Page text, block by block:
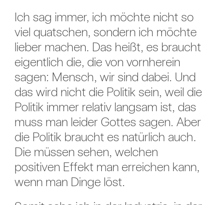
Ich sag immer, ich möchte nicht so
viel quatschen, sondern ich möchte
lieber machen. Das heißt, es braucht
eigentlich die, die von vornherein
sagen: Mensch, wir sind dabei. Und
das wird nicht die Politik sein, weil die
Politik immer relativ langsam ist, das
muss man leider Gottes sagen. Aber
die Politik braucht es natürlich auch.
Die müssen sehen, welchen
positiven Effekt man erreichen kann,
wenn man Dinge löst.